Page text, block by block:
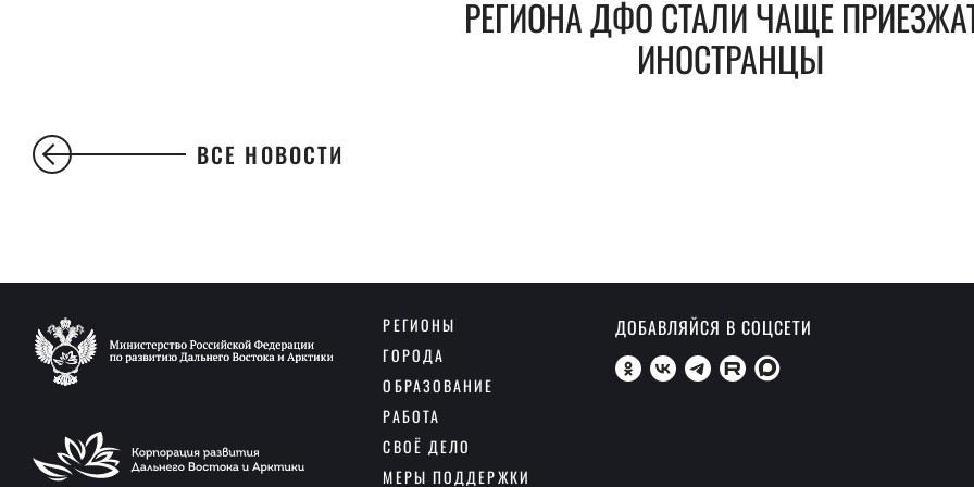
РЕГИОНА ДФО СТАЛИ ЧАЩЕ
ИНОСТРАНЦЫ
ВСЕ НОВОСТИ
РЕГИОНЫ
ГОРОДА
ОБРАЗОВАНИЕ
РАБОТА
СВОЁ ДЕЛО
МЕРЫ ПОДДЕРЖКИ
ДОБАВЛЯЙСЯ В СОЦСЕТИ